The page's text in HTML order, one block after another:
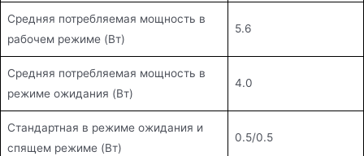
Средняя потребляемая мощность в
рабочем режиме (Вт)
5.6
Средняя потребляемая мощность в
режиме ожидания (Вт)
4.0
Стандартная в режиме ожидания и
спящем режиме (Вт)
0.5/0.5